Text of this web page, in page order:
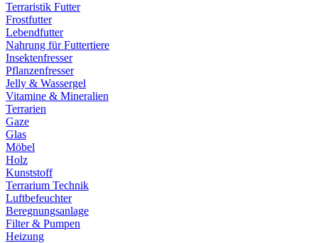
Terraristik Futter
Frostfutter
Lebendfutter
Nahrung für Futtertiere
Insektenfresser
Pflanzenfresser
Jelly & Wassergel
Vitamine & Mineralien
Terrarien
Gaze
Glas
Möbel
Holz
Kunststoff
Terrarium Technik
Luftbefeuchter
Beregnungsanlage
Filter & Pumpen
Heizung